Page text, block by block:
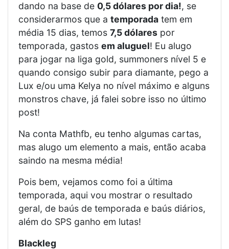
dando na base de 0,5 dólares por dia!, se
considerarmos que a temporada tem em
média 15 dias, temos 7,5 dólares por
temporada, gastos em aluguel! Eu alugo
para jogar na liga gold, summoners nível 5 e
quando consigo subir para diamante, pego a
Lux e/ou uma Kelya no nível máximo e alguns
monstros chave, já falei sobre isso no último
post!
Na conta Mathfb, eu tenho algumas cartas,
mas alugo um elemento a mais, então acaba
saindo na mesma média!
Pois bem, vejamos como foi a última
temporada, aqui vou mostrar o resultado
geral, de baús de temporada e baús diários,
além do SPS ganho em lutas!
Blackleg